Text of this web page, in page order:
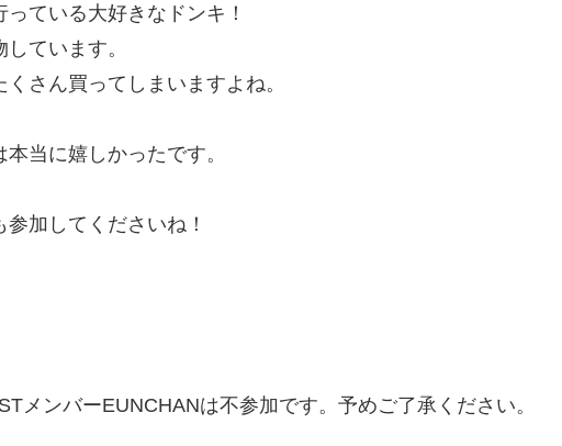
ている大好きなドンキ！
ています。
さん買ってしまいますよね。
当に嬉しかったです。
加してくださいね！
メンバーEUNCHANは不参加です。予めご了承ください。